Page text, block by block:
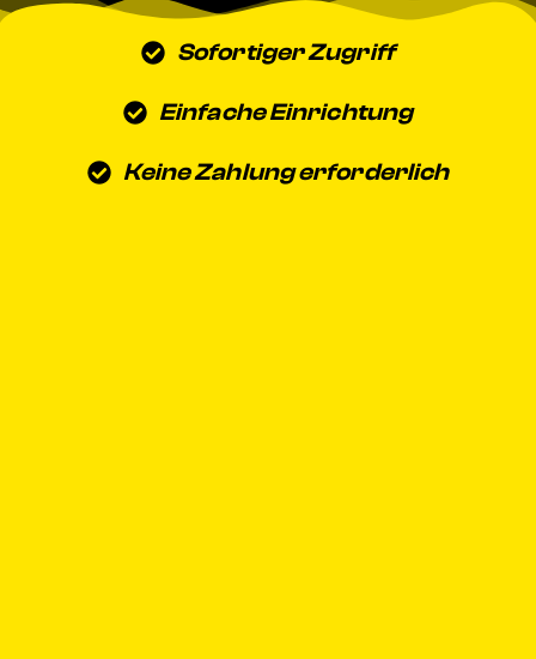
Sofortiger Zugriff
Einfache Einrichtung
Keine Zahlung erforderlich